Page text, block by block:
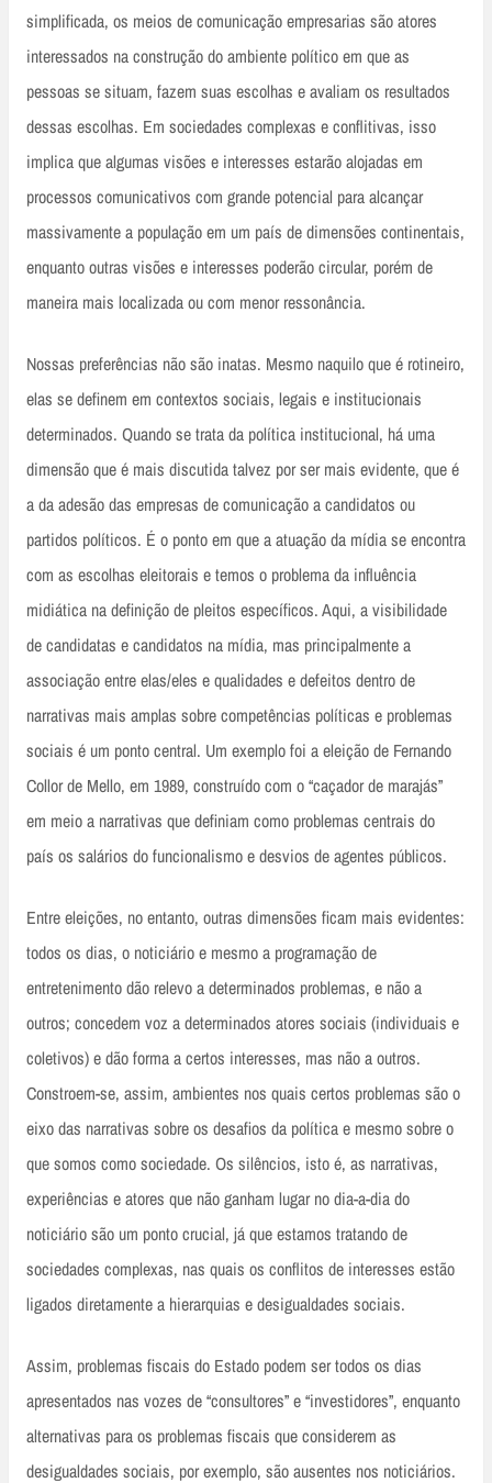
simplificada, os meios de comunicação empresarias são atores
interessados na construção do ambiente político em que as
pessoas se situam, fazem suas escolhas e avaliam os resultados
dessas escolhas. Em sociedades complexas e conflitivas, isso
implica que algumas visões e interesses estarão alojadas em
processos comunicativos com grande potencial para alcançar
massivamente a população em um país de dimensões continentais,
enquanto outras visões e interesses poderão circular, porém de
maneira mais localizada ou com menor ressonância.
Nossas preferências não são inatas. Mesmo naquilo que é rotineiro,
elas se definem em contextos sociais, legais e institucionais
determinados. Quando se trata da política institucional, há uma
dimensão que é mais discutida talvez por ser mais evidente, que é
a da adesão das empresas de comunicação a candidatos ou
partidos políticos. É o ponto em que a atuação da mídia se encontra
com as escolhas eleitorais e temos o problema da influência
midiática na definição de pleitos específicos. Aqui, a visibilidade
de candidatas e candidatos na mídia, mas principalmente a
associação entre elas/eles e qualidades e defeitos dentro de
narrativas mais amplas sobre competências políticas e problemas
sociais é um ponto central. Um exemplo foi a eleição de Fernando
Collor de Mello, em 1989, construído com o “caçador de marajás”
em meio a narrativas que definiam como problemas centrais do
país os salários do funcionalismo e desvios de agentes públicos.
Entre eleições, no entanto, outras dimensões ficam mais evidentes:
todos os dias, o noticiário e mesmo a programação de
entretenimento dão relevo a determinados problemas, e não a
outros; concedem voz a determinados atores sociais (individuais e
coletivos) e dão forma a certos interesses, mas não a outros.
Constroem-se, assim, ambientes nos quais certos problemas são o
eixo das narrativas sobre os desafios da política e mesmo sobre o
que somos como sociedade. Os silêncios, isto é, as narrativas,
experiências e atores que não ganham lugar no dia-a-dia do
noticiário são um ponto crucial, já que estamos tratando de
sociedades complexas, nas quais os conflitos de interesses estão
ligados diretamente a hierarquias e desigualdades sociais.
Assim, problemas fiscais do Estado podem ser todos os dias
apresentados nas vozes de “consultores” e “investidores”, enquanto
alternativas para os problemas fiscais que considerem as
desigualdades sociais, por exemplo, são ausentes nos noticiários.